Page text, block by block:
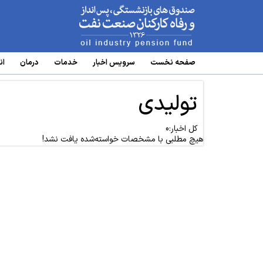
www.oipf.ir
صفحه نخست سرویس‌ اخبار خدمات درمان
تولیدی
کل اخبار:0
هیچ مطلبی با مشخصات خواسته‌شده یافت نشد!